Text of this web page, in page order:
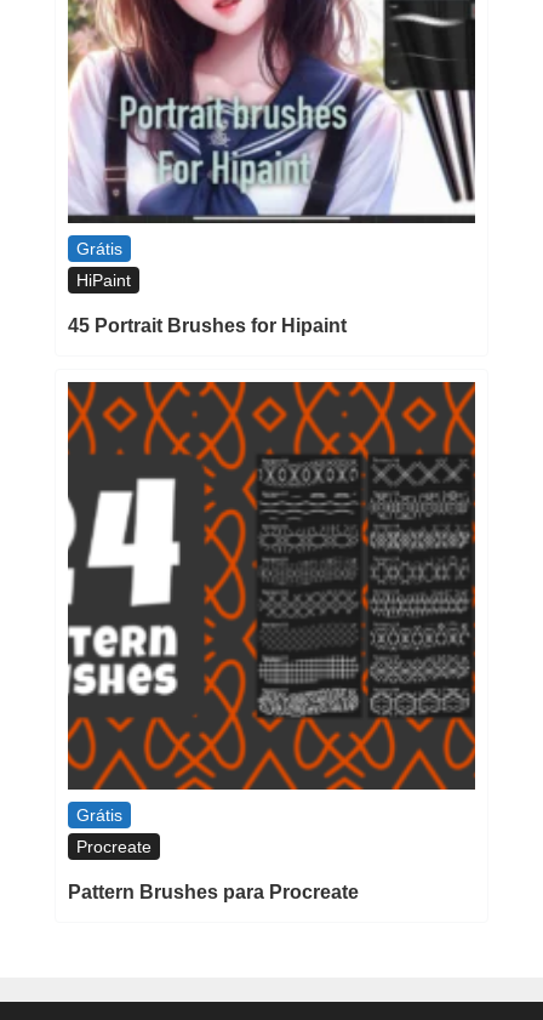
Grátis
HiPaint
45 Portrait Brushes for Hipaint
Grátis
Procreate
Pattern Brushes para Procreate